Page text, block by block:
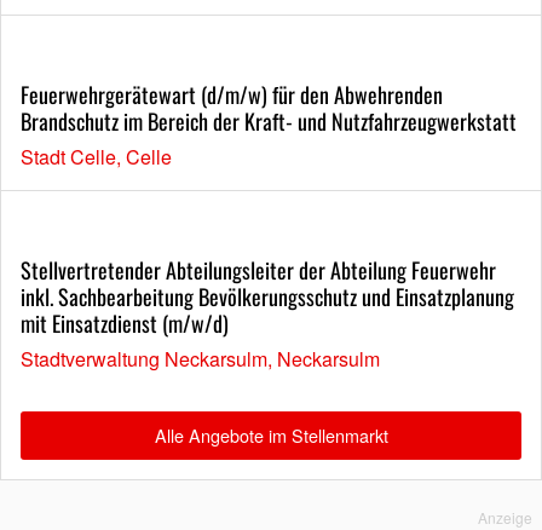
Feuerwehrgerätewart (d/m/w) für den Abwehrenden
Brandschutz im Bereich der Kraft- und Nutzfahrzeugwerkstatt
Stadt Celle, Celle
Stellvertretender Abteilungsleiter der Abteilung Feuerwehr
inkl. Sachbearbeitung Bevölkerungsschutz und Einsatzplanung
mit Einsatzdienst (m/w/d)
Stadtverwaltung Neckarsulm, Neckarsulm
Alle Angebote im Stellenmarkt
Anzeige